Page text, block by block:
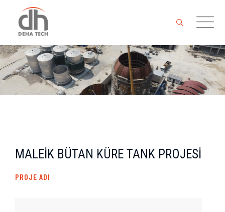
content
MALEİK BÜTAN KÜRE TANK PROJESİ
PROJE ADI